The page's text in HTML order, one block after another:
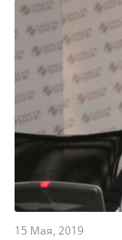
15 Мая, 2019